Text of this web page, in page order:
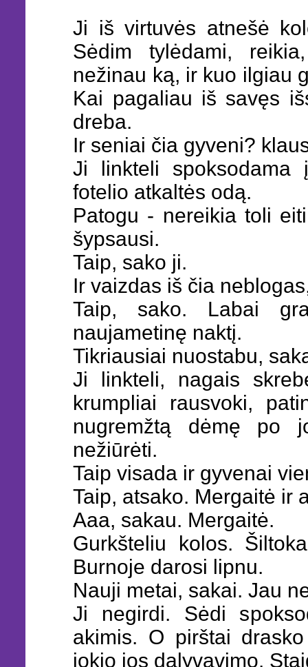
Ji iš virtuvės atnešė
Sėdim tylėdami,
nežinau ką, ir kuo ilgiau
Kai pagaliau iš savęs
dreba.
Ir seniai čia gyveni?
Ji linkteli spoksodama
fotelio atkaltės odą.
Patogu - nereikia toli
šypsausi.
Taip, sako ji.
Ir vaizdas iš čia
Taip, sako. Labai
naujametinę naktį.
Tikriausiai nuostabu,
Ji linkteli, nagais
krumpliai rausvoki,
nugremžtą dėmę po
nežiūrėti.
Taip visada ir gyvenai
Taip, atsako. Mergaitė ir
Aaa, sakau. Mergaitė.
Gurkšteliu kolos.
Burnoje darosi lipnu.
Nauji metai, sakai. Jau
Ji negirdi. Sėdi
akimis. O pirštai
jokio jos dalyvavimo.